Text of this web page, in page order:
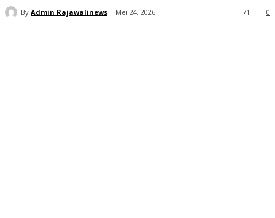
By Admin Rajawalinews Mei 24, 2026 0
71